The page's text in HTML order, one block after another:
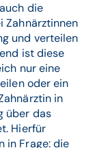
die
Zahnärztinnen
und verteilen
ist diese
nur eine
oder ein
in
über das
Hierfür
in Frage: die